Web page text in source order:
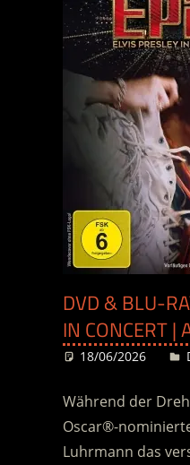
DVD & BLU-
IN CONCERT |
18/06/2026
Während der
Oscar®-
Luhrmann das